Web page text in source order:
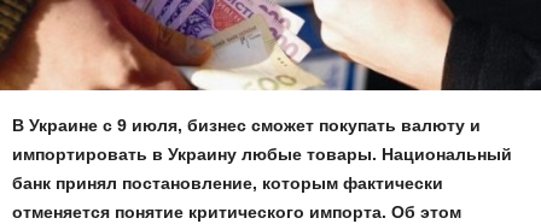
В Украине с 9 июля, бизнес сможет покупать валюту и
импортировать в Украину любые товары. Национальный
банк принял постановление, которым фактически
отменяется понятие критического импорта. Об этом